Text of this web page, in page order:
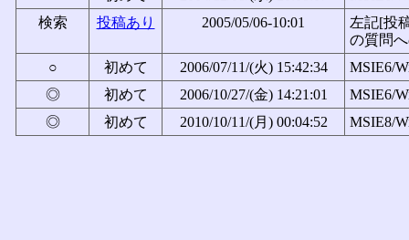
検索
投稿あり 2005/05/06-10:01
左記[投
の質問
○
初めて 2006/07/11/(火) 15:42:34
MSIE6/
◎
初めて 2006/10/27/(金) 14:21:01
MSIE6/
◎
初めて 2010/10/11/(月) 00:04:52 MSIE8/